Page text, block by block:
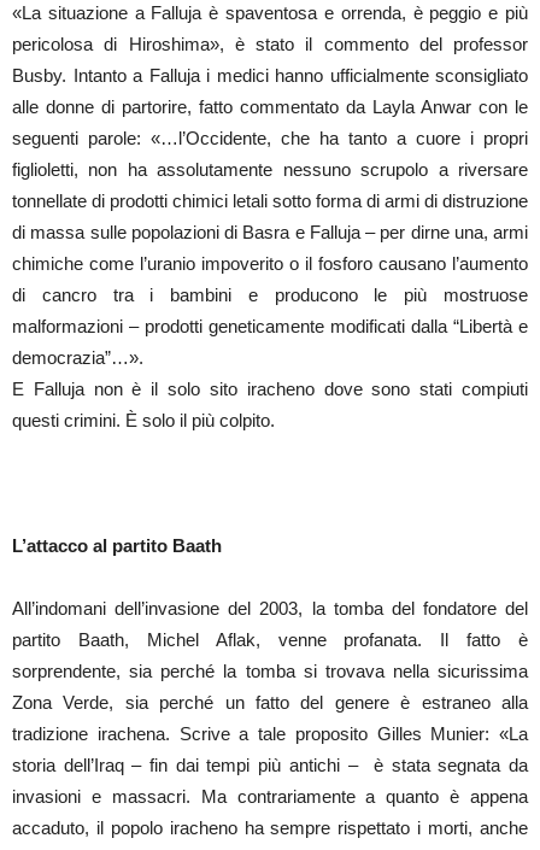
«La situazione a Falluja è spaventosa e orrenda, è peggio e più
pericolosa di Hiroshima», è stato il commento del professor
Busby. Intanto a Falluja i medici hanno ufficialmente sconsigliato
alle donne di partorire, fatto commentato da Layla Anwar con le
seguenti parole: «…l’Occidente, che ha tanto a cuore i propri
figlioletti, non ha assolutamente nessuno scrupolo a riversare
tonnellate di prodotti chimici letali sotto forma di armi di distruzione
di massa sulle popolazioni di Basra e Falluja – per dirne una, armi
chimiche come l’uranio impoverito o il fosforo causano l’aumento
di cancro tra i bambini e producono le più mostruose
malformazioni – prodotti geneticamente modificati dalla “Libertà e
democrazia”…».
E Falluja non è il solo sito iracheno dove sono stati compiuti
questi crimini. Ѐ solo il più colpito.
L’attacco al partito Baath
All’indomani dell’invasione del 2003, la tomba del fondatore del
partito Baath, Michel Aflak, venne profanata. Il fatto è
sorprendente, sia perché la tomba si trovava nella sicurissima
Zona Verde, sia perché un fatto del genere è estraneo alla
tradizione irachena. Scrive a tale proposito Gilles Munier: «La
storia dell’Iraq – fin dai tempi più antichi – è stata segnata da
invasioni e massacri. Ma contrariamente a quanto è appena
accaduto, il popolo iracheno ha sempre rispettato i morti, anche